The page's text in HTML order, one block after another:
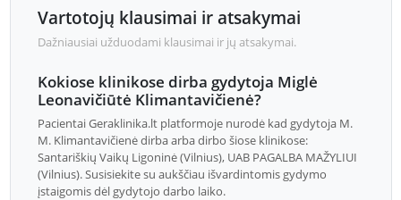
Vartotojų klausimai ir atsakymai
Dažniausiai užduodami klausimai ir jų atsakymai.
Kokiose klinikose dirba gydytoja Miglė
Leonavičiūtė Klimantavičienė?
Pacientai Geraklinika.lt platformoje nurodė kad gydytoja M.
M. Klimantavičienė dirba arba dirbo šiose klinikose:
Santariškių Vaikų Ligoninė (Vilnius), UAB PAGALBA MAŽYLIUI
(Vilnius). Susisiekite su aukščiau išvardintomis gydymo
įstaigomis dėl gydytojo darbo laiko.